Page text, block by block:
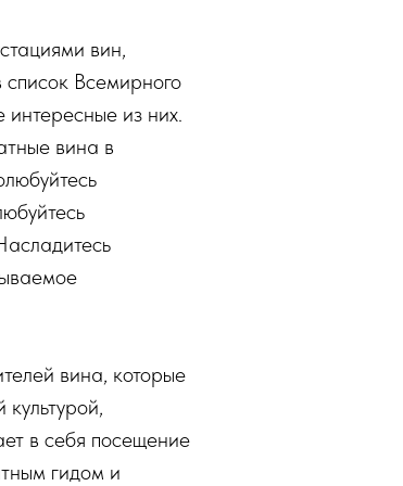
вин,
Всемирного
из них.
вина в
вина, которые
в себя посещение
гидом и